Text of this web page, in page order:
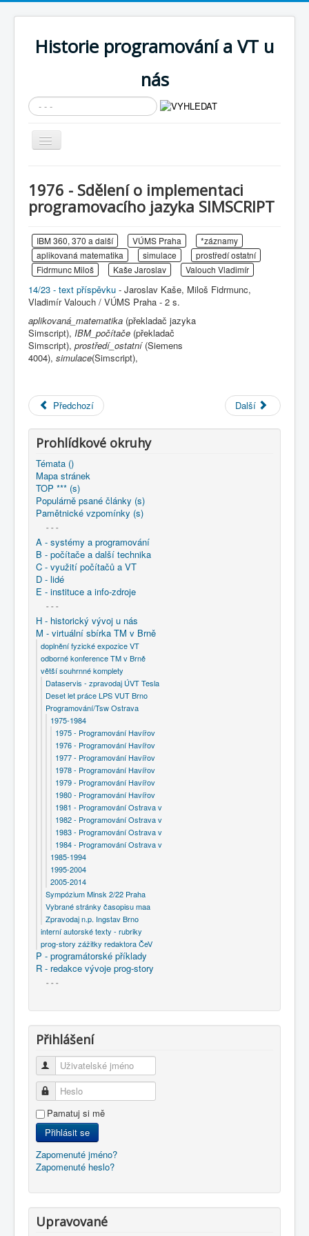
Historie programování a VT u
nás
Vyhledávání...
Přepnout
navigaci
Cíle expozice
Současnost SW a IT
KNIHOVNA
Historické počítače
COBOL
O nás
Programování/Tsw Ostrava
1976 - Programování Havířov
1976 - Sdělení o implementaci programovacího jazyka
SIMSCRIPT
1976 - Sdělení o implementaci
programovacího jazyka SIMSCRIPT
IBM 360, 370 a další VÚMS Praha
*záznamy
aplikovaná matematika
simulace
prostředí ostatní
Fidrmunc Miloš
Kaše Jaroslav Valouch Vladimír
14/23 - text příspěvku - Jaroslav Kaše, Miloš Fidrmunc,
Vladimír Valouch / VÚMS Praha - 2 s.
aplikovaná_matematika (překladač jazyka
Simscript), IBM_počítače (překladač
Simscript), prostředí_ostatní (Siemens
4004), simulace(Simscript),
Předchozí Další
Prohlídkové okruhy
Témata ()
Mapa stránek
TOP *** (s)
Populárně psané články (s)
Pamětnické vzpomínky (s)
- - -
A - systémy a programování
B - počítače a další technika
C - využití počítačů a VT
D - lidé
E - instituce a info-zdroje
- - -
H - historický vývoj u nás
M - virtuální sbírka TM v Brně
doplnění fyzické expozice VT
odborné konference TM v Brně
větší souhrnné komplety
Dataservis - zpravodaj ÚVT Tesla
Deset let práce LPS VUT Brno
Programování/Tsw Ostrava
1975-1984
1975 - Programování Havířov
1976 - Programování Havířov
1977 - Programování Havířov
1978 - Programování Havířov
1979 - Programování Havířov
1980 - Programování Havířov
1981 - Programování Ostrava v
1982 - Programování Ostrava v
1983 - Programování Ostrava v
1984 - Programování Ostrava v
1985-1994
1995-2004
2005-2014
Sympózium Minsk 2/22 Praha
Vybrané stránky časopisu maa
Zpravodaj n.p. Ingstav Brno
interní autorské texty - rubriky
prog-story zážitky redaktora ČeV
P - programátorské příklady
R - redakce vývoje prog-story
- - -
Přihlášení
Uživatelské jméno
Heslo
Pamatuj si mě
Přihlásit se
Zapomenuté jméno?
Zapomenuté heslo?
Upravované